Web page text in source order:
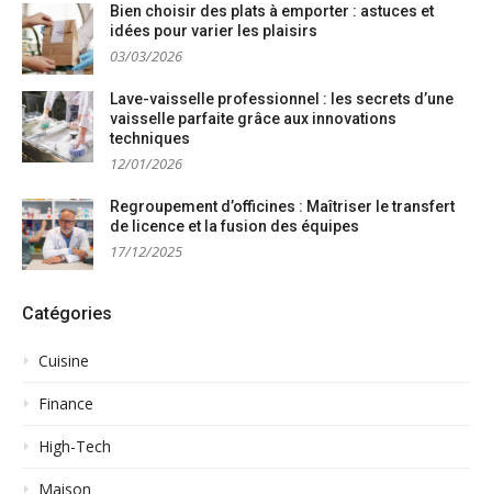
Bien choisir des plats à emporter : astuces et
idées pour varier les plaisirs
03/03/2026
Lave-vaisselle professionnel : les secrets d’une
vaisselle parfaite grâce aux innovations
techniques
12/01/2026
Regroupement d’officines : Maîtriser le transfert
de licence et la fusion des équipes
17/12/2025
Catégories
Cuisine
Finance
High-Tech
Maison